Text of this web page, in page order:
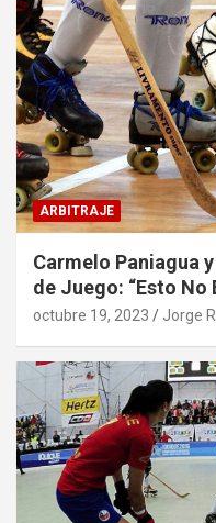
ARBITRAJE
Carmelo Paniagua
de Juego: “Esto No
octubre 19, 2023 Jorge